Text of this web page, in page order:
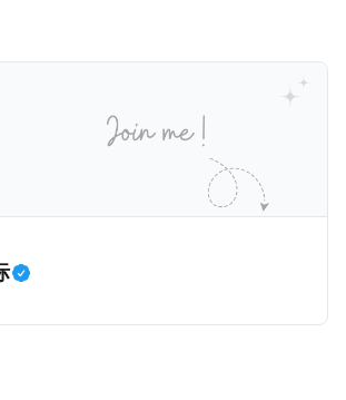
看看：
须在印度就业务注
司注册证书和注册企业的介绍/支持信
如何为印度经济做出贡献的详细计
度居住共12年后有资格申请印度公民
前连续居住11年，短暂缺席的少数例
许双重国籍，申请人必须放弃其原始
民币2千）。 申请人提交材料
照、无犯罪证明，以及最后一次进入
且材料必须公证并翻译成西班牙语。
少五年、具备流利西班牙语、对当地
就可以入籍成为危地马拉公民。 那
务政策有吸引力吗？我们来看看：